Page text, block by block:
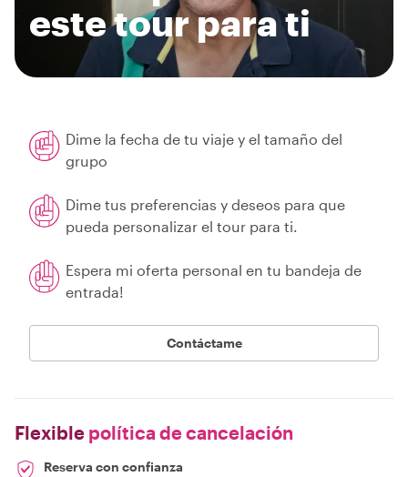
este tour para ti
Dime la fecha de tu viaje y el tamaño del
grupo
Dime tus preferencias y deseos para que
pueda personalizar el tour para ti.
Espera mi oferta personal en tu bandeja de
entrada!
Contáctame
Flexible política de cancelación
Reserva con confianza